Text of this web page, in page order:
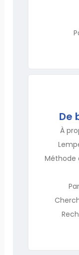
De
À
Méthode
Par